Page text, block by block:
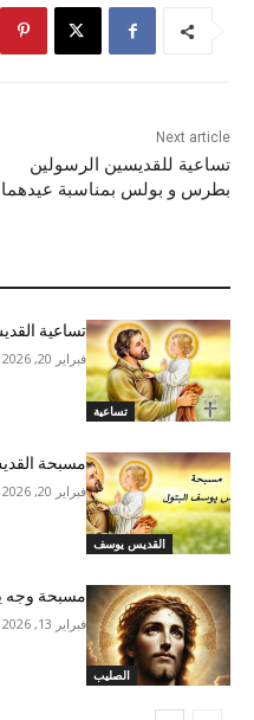
Next article
تساعية للقديسين الرسولين
بطرس و بولس بمناسبة عيدهما
تساعية
تساعية
فبراير 20, 2026
القديس يوسف
مسبحة
فبراير 20, 2026
الصليب
مسبحة وجه
فبراير 13, 2026